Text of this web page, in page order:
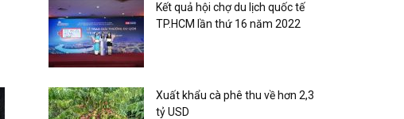
Kết quả hội chợ du lịch quốc tế
TP.HCM lần thứ 16 năm 2022
Xuất khẩu cà phê thu về hơn 2,3
tỷ USD